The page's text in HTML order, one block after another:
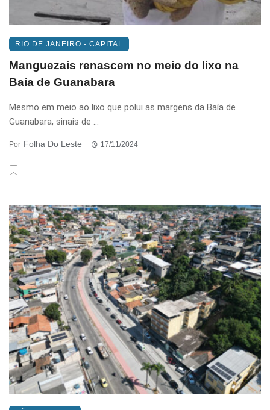
RIO DE JANEIRO - CAPITAL
Manguezais renascem no meio do lixo na
Baía de Guanabara
Mesmo em meio ao lixo que polui as margens da Baía de
Guanabara, sinais de ...
Por Folha Do Leste 17/11/2024